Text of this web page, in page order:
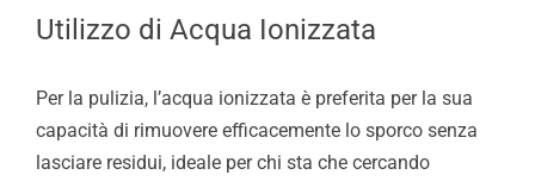
Utilizzo di Acqua Ionizzata
Per la pulizia, l’acqua ionizzata è preferita per la sua
capacità di rimuovere efficacemente lo sporco senza
lasciare residui, ideale per chi sta che cercando